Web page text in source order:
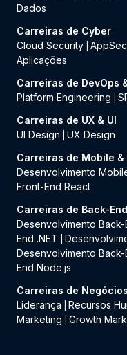
Dados
Carreiras de Cyber
Cloud Security
Aplicações
Carreiras de DevOps
Platform Engineering
Carreiras de UX & UI
UI Design
UX Design
Carreiras de Mobile &
Desenvolvimento
Front-End React
Carreiras de Back-End
Desenvolvimento Back-
End .NET
Desenvolvimento Back-
End Node.js
Carreiras de Negócios
Liderança
Recursos
Marketing
Growth